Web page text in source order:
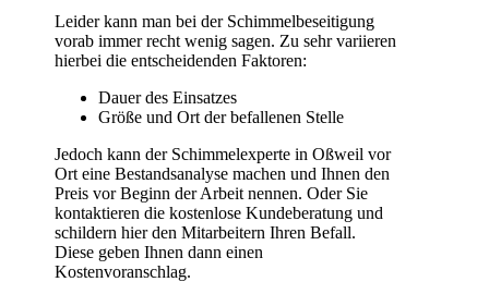
Leider kann man bei der Schimmelbeseitigung
vorab immer recht wenig sagen. Zu sehr variieren
hierbei die entscheidenden Faktoren:
Dauer des Einsatzes
Größe und Ort der befallenen Stelle
Jedoch kann der Schimmelexperte in Oßweil vor
Ort eine Bestandsanalyse machen und Ihnen den
Preis vor Beginn der Arbeit nennen. Oder Sie
kontaktieren die kostenlose Kundeberatung und
schildern hier den Mitarbeitern Ihren Befall.
Diese geben Ihnen dann einen
Kostenvoranschlag.